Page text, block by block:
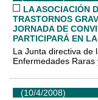
LA ASOCIACIÓN
TRASTORNOS
JORNADA DE
PARTICIPARÁ EN
La Junta directiva de
Enfermedades Raras
(10/4/2008)